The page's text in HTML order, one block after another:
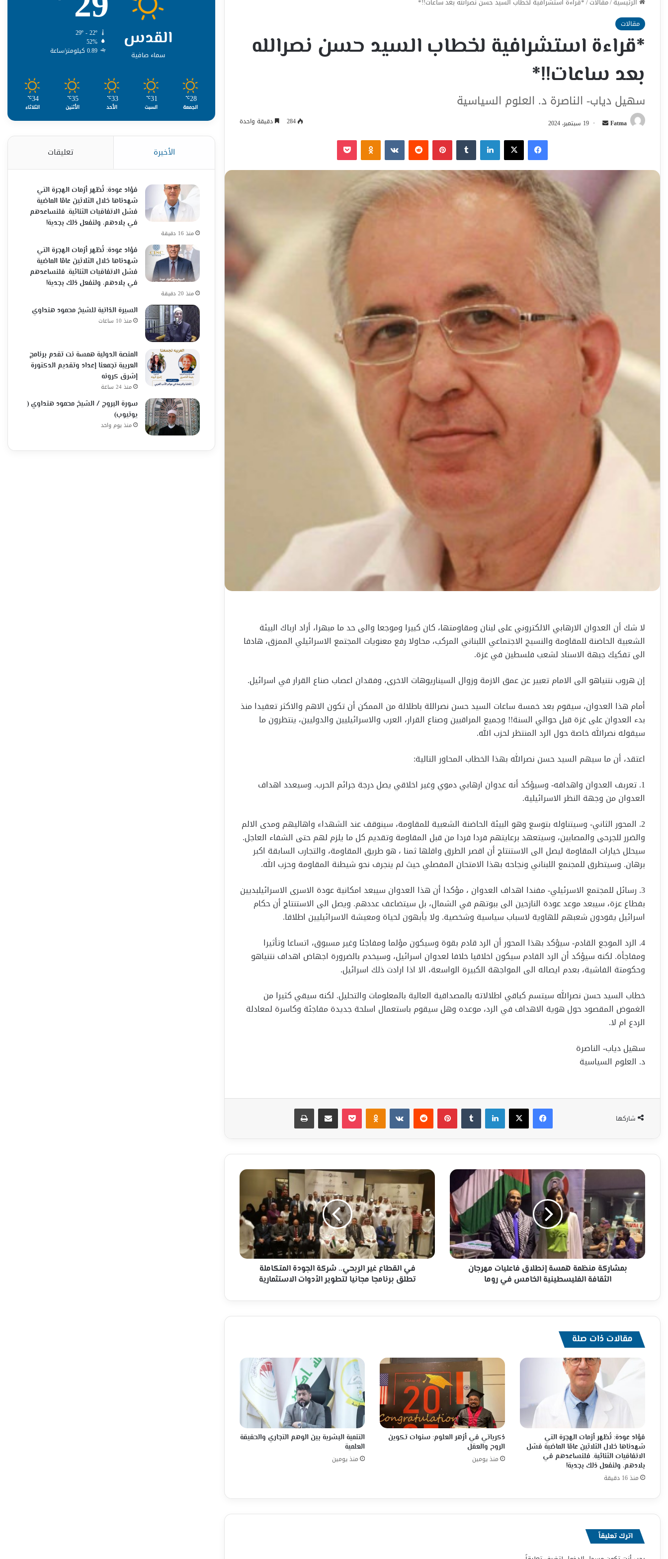
مقالات
*قراءة استشرافية لخطاب السيد حسن نصرالله
بعد ساعات!!*
سهيل دياب- الناصرة د. العلوم السياسية
Fatma
أرسل 19 سبتمبر، 2024 284 دقيقة واحدة
فيسبوك‫X لينكدإن بينتيريست Odnoklassniki
‫Pocket
لا شك أن العدوان الارهابي الالكتروني على لبنان ومقاومتها، كان كبيرا وموجعا والى حد ما مبهرا، أراد ارباك البيئة
الشعبية الحاضنة للمقاومة والنسيج الاجتماعي اللبناني المركب، محاولا رفع معنويات المجتمع الاسرائيلي الممزق، هادفا
الى تفكيك جبهة الاسناد لشعب فلسطين في غزة.
إن هروب نتنياهو الى الامام تعبير عن عمق الازمة وزوال السيناريوهات الاخرى، وفقدان اعصاب صناع القرار في اسرائيل.
أمام هذا العدوان، سيقوم بعد خمسة ساعات السيد حسن نصراللة باطلالة من الممكن أن تكون الاهم والاكثر تعقيدا منذ
بدء العدوان على غزة قبل حوالي السنة!! وجميع المراقبين وصناع القرار، العرب والاسرائيليين والدوليين، ينتظرون ما
سيقوله نصرالله خاصة حول الرد المنتظر لحزب الله.
اعتقد، أن ما سيهم السيد حسن نصرالله بهذا الخطاب المحاور التالية:
1. تعربف العدوان واهدافه- وسيؤكد أنه عدوان ارهابي دموي وغير اخلاقي يصل درجة جرائم الحرب. وسيعدد اهداف
العدوان من وجهة النظر الاسرائيلية.
2. المحور الثاني- وسيتناوله بتوسع وهو البيئة الحاضنة الشعبية للمقاومة، سينوقف عند الشهداء واهاليهم ومدى الالم
والضرر للجرحى والمصابين، وسيتعهد برعايتهم فردا فردا من قبل المقاومة وتقديم كل ما يلزم لهم حتى الشفاء العاجل.
سيحلل خيارات المقاومة ليصل الى الاستنتاج أن اقصر الطرق واقلها ثمنا ، هو طريق المقاومة، والتجارب السابقة اكبر
برهان. وسيتطرق للمجنمع اللبناني ونجاحه بهذا الامتحان المفصلي حيث لم ينجرف نحو شيطنة المقاومة وحزب الله.
3. رسائل للمجتمع الاسرئيلي- مفندا اهداف العدوان ، مؤكدا أن هذا العدوان سيبعد امكانية عودة الاسرى الاسرائيلبديين
بفطاع عزة، سيبعد موعد عودة النازحين الى ببوتهم في الشمال، بل سيتضاعف عددهم. ويصل الى الاستنتاج أن حكام
اسرائيل يقودون شعبهم للهاوية لاسباب سياسية وشخصية. ولا يأبهون لحياة ومعيشة الاسرائيليين اطلاقا.
4. الرد الموجع القادم- سيؤكد بهذا المحور أن الرد قادم بقوة وسيكون مؤلما ومفاجئا وغير مسبوق، اتساعا وتأثيرا
ومفاجأة. لكنه سيؤكد أن الرد القادم سيكون اخلاقيا خلافا لعدوان اسرائيل، وسيخدم بالضرورة اجهاض اهداف نتنياهو
وحكومتة الفاشية، بعدم ايصاله الى المواجهة الكبيرة الواسعة، الا اذا ارادت ذلك اسرائيل.
خطاب السيد حسن نصرالله سيتسم كباقي اطلالاته بالمصداقية العالية بالمعلومات والتحليل. لكنه سيقي كثيرا من
الغموض المقصود حول هوية الاهداف في الرد، موعده وهل سيقوم باستعمال اسلحة جديدة مفاجئة وكاسرة لمعادلة
الردع ام لا.
سهيل دياب- الناصرة
د. العلوم السياسية
شاركها
فيسبوك‫X لينكدإن بينتيريست Odnoklassniki
‫Pocket مشاركة عبر البريد طباعة
بمشاركة
منظمة
همسة
إنطلاق
فاعليات
مهرجان
الثقافة
الفليسطينية
الخامس
بمشاركة منظمة همسة إنطلاق فاعليات مهرجان
الثقافة الفليسطينية الخامس في روما
في
القطاع
الربحي..
شركة
الجودة
المتكاملة
تطلق
برنامجا
الاستثمارية
في القطاع غير الربحي.. شركة الجودة المتكاملة
تطلق برنامجا مجانيا لتطوير الأدوات الاستثمارية
مقالات ذات صلة
فؤاد عودة: تُظهر أزمات الهجرة التي
شهدناها خلال الثلاثين عامًا الماضية فشل
الاتفاقيات الثنائية. فلنساعدهم في
بلادهم، ولنفعل ذلك بجدية!
منذ 16 دقيقة
ذكرياتي في أزهر العلوم: سنوات تكوين
الروح والعقل
منذ يومين
التنمية البشرية بين الوهم التجاري والحقيقة
العلمية
منذ يومين
اترك تعليقاً
القدس
سماء صافية
29º - 22º
52%
0.89 كيلومتر/ساعة
28
℃
الجمعة
31
℃
السبت
33
℃
الأحد
35
℃
الأثنين
34
℃
الثلاثاء
الأخيرة تعليقات
فؤاد عودة: تُظهر أزمات الهجرة التي
شهدناها خلال الثلاثين عامًا الماضية
فشل الاتفاقيات الثنائية. فلنساعدهم
في بلادهم، ولنفعل ذلك بجدية!
منذ 16 دقيقة
فؤاد عودة: تُظهر أزمات الهجرة التي
شهدناها خلال الثلاثين عامًا الماضية
فشل الاتفاقيات الثنائية. فلنساعدهم
في بلادهم، ولنفعل ذلك بجدية!
منذ 20 دقيقة
السيرة الذاتية للشيخ محمود هنداوي
منذ 10 ساعات
المنصة الدولية همسة نت تقدم برنامج
العربية تجمعنا إعداد وتقديم الدكتورة
إشرق كرونه
منذ 24 ساعة
سورة البروج / الشيخ محمود هنداوي (
يوتيوب)
منذ يوم واحد